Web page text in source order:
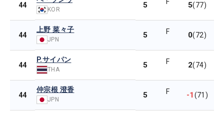
44
KOR 5 F 5(77)
44
上野 菜々子
JPN 5 F 0(72)
44
P.サイパン
THA 5 F 2(74)
44
仲宗根 澄香
JPN 5 F -1(71)